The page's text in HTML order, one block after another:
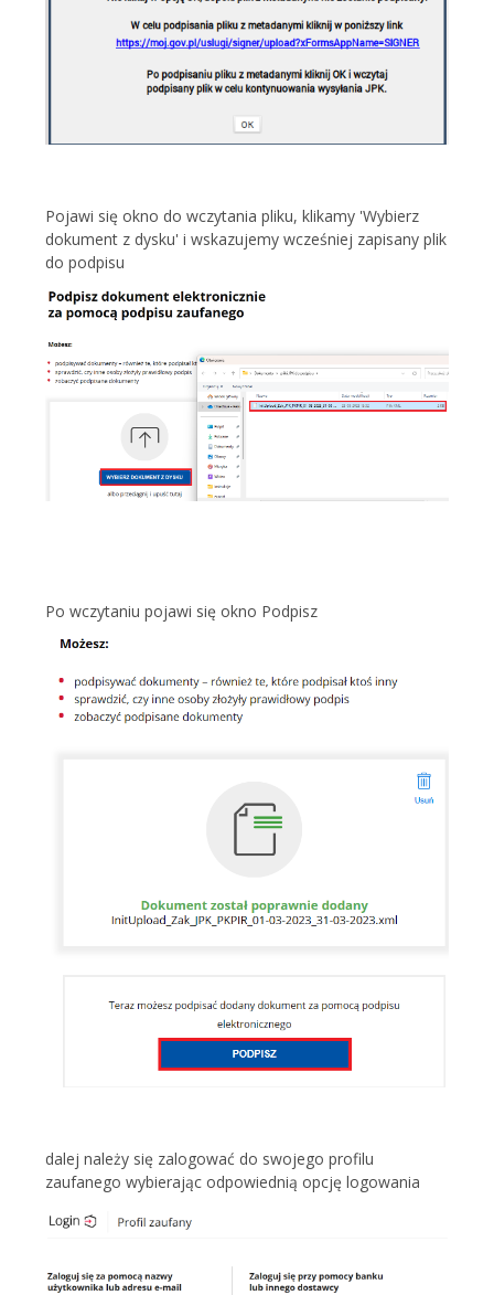
Pojawi się okno do wczytania pliku, klikamy 'Wybierz
dokument z dysku' i wskazujemy wcześniej zapisany plik
do podpisu
Po wczytaniu pojawi się okno Podpisz
dalej należy się zalogować do swojego profilu
zaufanego wybierając odpowiednią opcję logowania